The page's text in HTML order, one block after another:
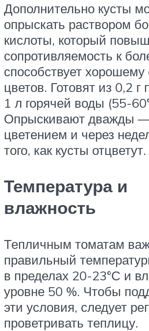
Дополнительно кусты
опрыскать раствором
кислоты, который
сопротивляемость к
способствует
цветов. Готовят из 0,2 г
1 л горячей воды (55-
Опрыскивают дважды
цветением и через
того, как кусты отцветут.
Температура и
влажность
Тепличным томатам
правильный
в пределах 20-23°С и
уровне 50 %. Чтобы
эти условия, следует
проветривать теплицу.